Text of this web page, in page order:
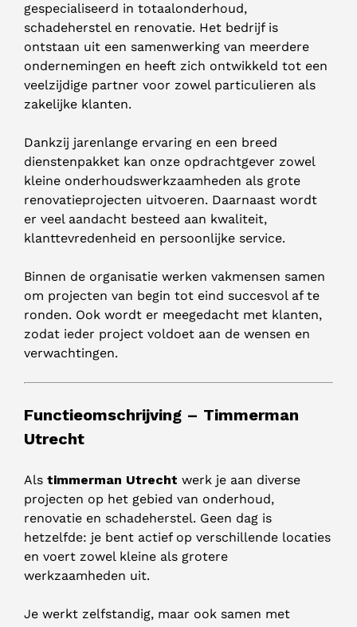
gespecialiseerd in totaalonderhoud,
schadeherstel en renovatie. Het bedrijf is
ontstaan uit een samenwerking van meerdere
ondernemingen en heeft zich ontwikkeld tot een
veelzijdige partner voor zowel particulieren als
zakelijke klanten.
Dankzij jarenlange ervaring en een breed
dienstenpakket kan onze opdrachtgever zowel
kleine onderhoudswerkzaamheden als grote
renovatieprojecten uitvoeren. Daarnaast wordt
er veel aandacht besteed aan kwaliteit,
klanttevredenheid en persoonlijke service.
Binnen de organisatie werken vakmensen samen
om projecten van begin tot eind succesvol af te
ronden. Ook wordt er meegedacht met klanten,
zodat ieder project voldoet aan de wensen en
verwachtingen.
Functieomschrijving – Timmerman
Utrecht
Als timmerman Utrecht werk je aan diverse
projecten op het gebied van onderhoud,
renovatie en schadeherstel. Geen dag is
hetzelfde: je bent actief op verschillende locaties
en voert zowel kleine als grotere
werkzaamheden uit.
Je werkt zelfstandig, maar ook samen met